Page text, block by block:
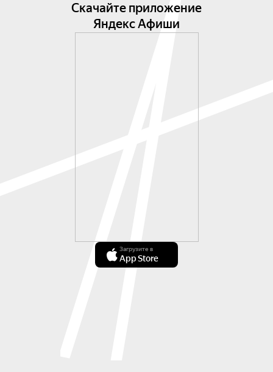
Скачайте приложение
Яндекс Афиши
Загрузите в
App Store